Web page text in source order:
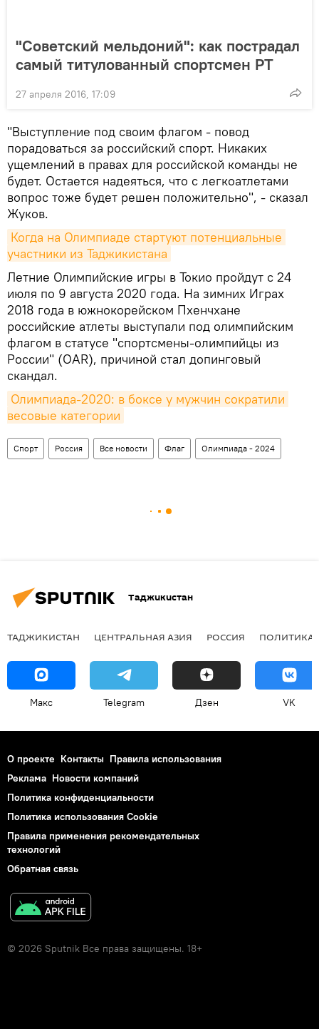
"Советский мельдоний": как пострадал
самый титулованный спортсмен РТ
27 апреля 2016, 17:09
"Выступление под своим флагом - повод
порадоваться за российский спорт. Никаких
ущемлений в правах для российской команды не
будет. Остается надеяться, что с легкоатлетами
вопрос тоже будет решен положительно", - сказал
Жуков.
Когда на Олимпиаде стартуют потенциальные
участники из Таджикистана
Летние Олимпийские игры в Токио пройдут с 24
июля по 9 августа 2020 года. На зимних Играх
2018 года в южнокорейском Пхенчхане
российские атлеты выступали под олимпийским
флагом в статусе "спортсмены-олимпийцы из
России" (OAR), причиной стал допинговый
скандал.
Олимпиада-2020: в боксе у мужчин сократили
весовые категории
Спорт Россия Все новости Флаг Олимпиада - 2024
Таджикистан
ТАДЖИКИСТАН ЦЕНТРАЛЬНАЯ АЗИЯ РОССИЯ ПОЛИТИКА
Макс Telegram Дзен VK
О проекте Контакты Правила использования
Реклама Новости компаний
Политика конфиденциальности
Политика использования Cookie
Правила применения рекомендательных
технологий
Обратная связь
© 2026 Sputnik Все права защищены. 18+